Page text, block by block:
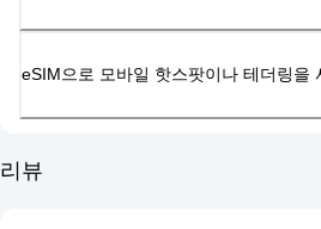
eSIM으로 모바일 핫스팟이나 테더링을
리뷰